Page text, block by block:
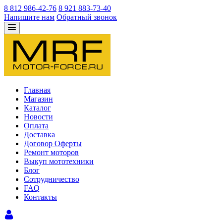
8 812 986-42-76 8 921 883-73-40
Напишите нам Обратный звонок
Главная
Магазин
Каталог
Новости
Оплата
Доставка
Договор Оферты
Ремонт моторов
Выкуп мототехники
Блог
Сотрудничество
FAQ
Контакты